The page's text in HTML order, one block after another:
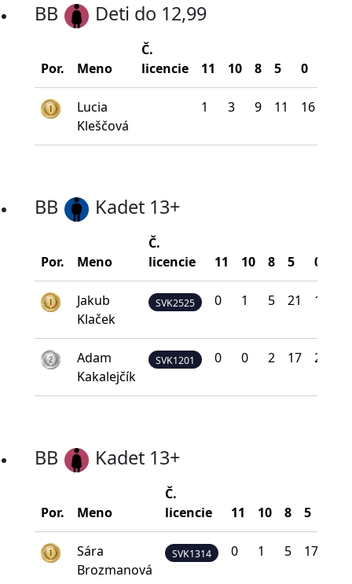
BB Deti do 12,99
Por. Meno
Č.
licencie
11 10 8 5 0
Lucia
Kleščová
1 3 9 11 16
BB Kadet 13+
Por. Meno
Č.
licencie
11 10 8 5 0
Jakub
Klaček
SVK2525 0 1 5 21 13
Adam
Kakalejčík
SVK1201 0 0 2 17 21
BB Kadet 13+
Por. Meno
Č.
licencie
11 10 8 5
Sára
Brozmanová
SVK1314 0 1 5 17